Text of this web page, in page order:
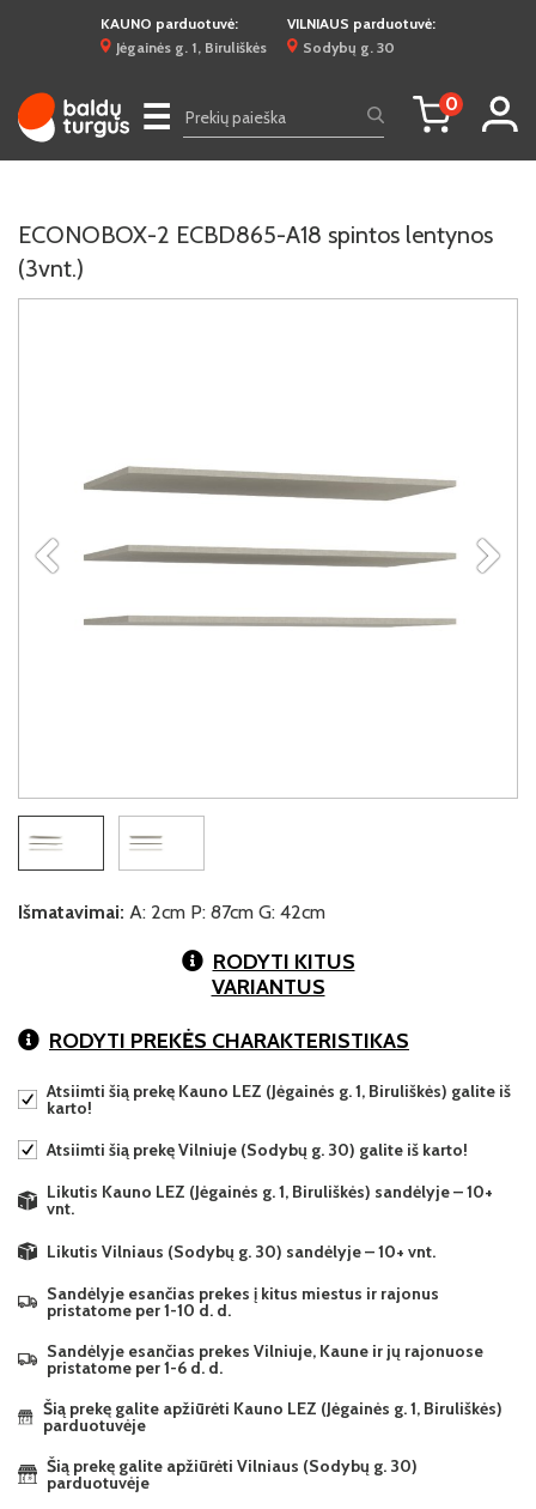
KAUNO parduotuvė:
Jėgainės g. 1, Biruliškės
VILNIAUS parduotuvė:
Sodybų g. 30
☰ 0
ECONOBOX-2 ECBD865-A18 spintos lentynos
(3vnt.)
Išmatavimai: A: 2cm P: 87cm G: 42cm
RODYTI KITUS
VARIANTUS
RODYTI PREKĖS CHARAKTERISTIKAS
Atsiimti šią prekę Kauno LEZ (Jėgainės g. 1, Biruliškės) galite iš
karto!
Atsiimti šią prekę Vilniuje (Sodybų g. 30) galite iš karto!
Likutis Kauno LEZ (Jėgainės g. 1, Biruliškės) sandėlyje – 10+
vnt.
Likutis Vilniaus (Sodybų g. 30) sandėlyje – 10+ vnt.
Sandėlyje esančias prekes į kitus miestus ir rajonus
pristatome per 1-10 d. d.
Sandėlyje esančias prekes Vilniuje, Kaune ir jų rajonuose
pristatome per 1-6 d. d.
Šią prekę galite apžiūrėti Kauno LEZ (Jėgainės g. 1, Biruliškės)
parduotuvėje
Šią prekę galite apžiūrėti Vilniaus (Sodybų g. 30)
parduotuvėje